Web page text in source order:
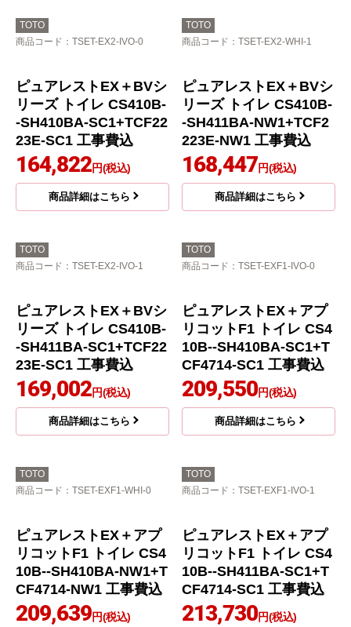
商品詳細はこちら 商品詳細はこちら
商品コード：TSET-EX4-IVO-1
ピュアレストEX＋ビュ
CS410B--SH411BA-SC
1+CH951SPF 工事費込
156,658円(税込)
商品コード：TSET-EX2-WHI-0
ピュアレストEX＋BVシ
-SH410BA-NW1+TCF2
223E-NW1 工事費込
164,267円(税込)